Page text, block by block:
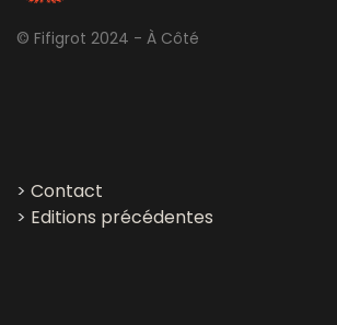
© Fifigrot 2024 - À Côté
> Contact
> Editions précédentes